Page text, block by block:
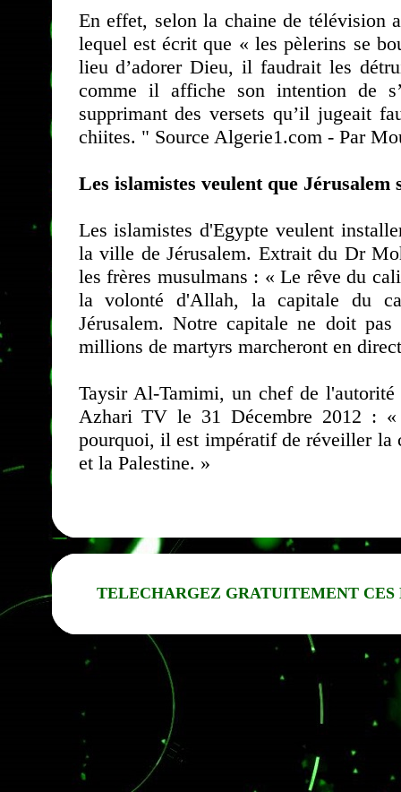
En effet, selon la chaine de télévision
lequel est écrit que « les pèlerins se
lieu d’adorer Dieu, il faudrait les
comme il affiche son intention de
supprimant des versets qu’il jugeait
chiites. " Source Algerie1.com - Par
Les islamistes veulent que
Les islamistes d'Egypte veulent
la ville de Jérusalem. Extrait du Dr
les frères musulmans : « Le rêve du
la volonté d'Allah, la capitale du
Jérusalem. Notre capitale ne doit
millions de martyrs marcheront en
Taysir Al-Tamimi, un chef de
Azhari TV le 31 Décembre 2012 :
pourquoi, il est impératif de réveiller la
et la Palestine. »
TELECHARGEZ GRATUITEMENT CES